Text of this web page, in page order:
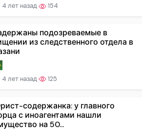
4 лет назад 154
подозреваемые в
из следственного отдела в
4 лет назад 125
содержанка: у главного
с иноагентами нашли
на 50...